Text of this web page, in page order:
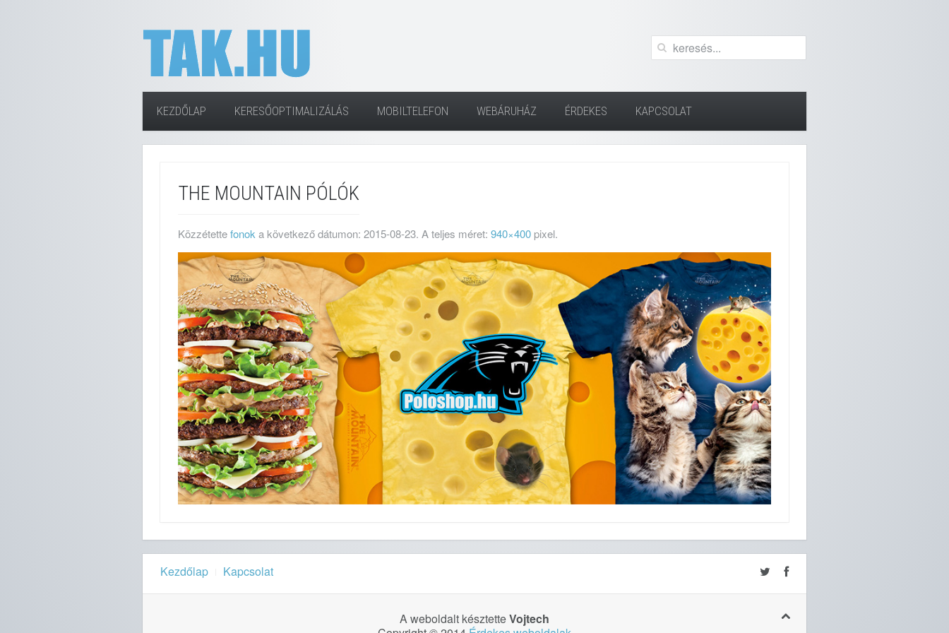
KEZDŐLAP KERESŐOPTIMALIZÁLÁS MOBILTELEFON WEBÁRUHÁZ ÉRDEKES KAPCSOLAT
THE MOUNTAIN PÓLÓK
Közzétettefonok a következő dátumon: 2015-08-23. A teljes méret: 940×400 pixel.
Kezdőlap Kapcsolat
A weboldalt késztetteVojtech